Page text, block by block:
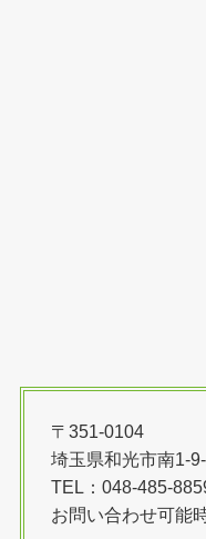
〒351-0104
埼玉県和光市南1-
TEL：048-485-
お問い合わせ可能